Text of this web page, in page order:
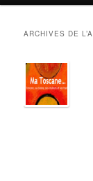
ARCHIVES DE